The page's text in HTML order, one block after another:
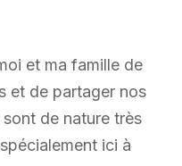
et ma famille de
et de partager nos
de nature très
ici à